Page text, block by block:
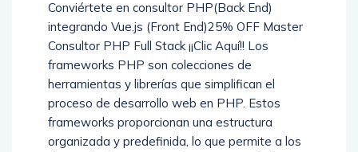
Conviértete en consultor PHP(Back End)
integrando Vue.js (Front End)25% OFF Master
Consultor PHP Full Stack ¡¡Clic Aquí!! Los
frameworks PHP son colecciones de
herramientas y librerías que simplifican el
proceso de desarrollo web en PHP. Estos
frameworks proporcionan una estructura
organizada y predefinida, lo que permite a los